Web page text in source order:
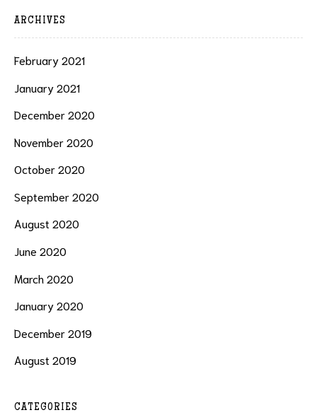
ARCHIVES
February 2021
January 2021
December 2020
November 2020
October 2020
September 2020
August 2020
June 2020
March 2020
January 2020
December 2019
August 2019
CATEGORIES